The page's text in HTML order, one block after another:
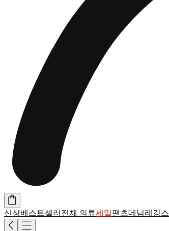
신상베스트셀러전체 의류세일팬츠데님레깅스